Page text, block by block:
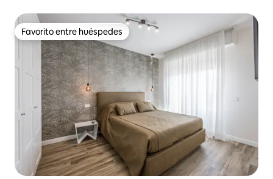
Favorito entre huéspedes
Favorito entre huéspedes